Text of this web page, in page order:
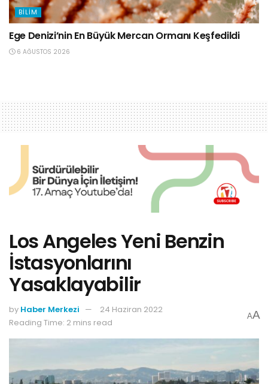
BILIM
Ege Denizi’nin En Büyük Mercan Ormanı Keşfedildi
6 AĞUSTOS 2026
Los Angeles Yeni Benzin
İstasyonlarını
Yasaklayabilir
by Haber Merkezi
24 Haziran 2022
Reading Time: 2 mins read
AA